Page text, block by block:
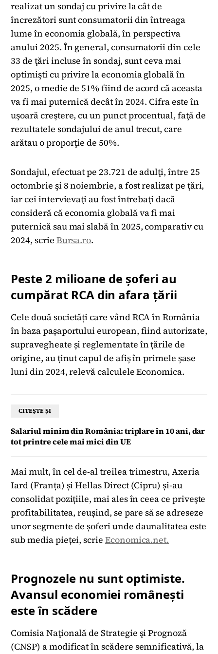
realizat un sondaj cu privire la cât de
încrezători sunt consumatorii din întreaga
lume în economia globală, în perspectiva
anului 2025. În general, consumatorii din cele
33 de ţări incluse în sondaj, sunt ceva mai
optimişti cu privire la economia globală în
2025, o medie de 51% fiind de acord că aceasta
va fi mai puternică decât în 2024. Cifra este în
uşoară creştere, cu un punct procentual, faţă de
rezultatele sondajului de anul trecut, care
arătau o proporţie de 50%.
Sondajul, efectuat pe 23.721 de adulţi, între 25
octombrie şi 8 noiembrie, a fost realizat pe ţări,
iar cei intervievaţi au fost întrebaţi dacă
consideră că economia globală va fi mai
puternică sau mai slabă în 2025, comparativ cu
2024, scrie Bursa.ro.
Peste 2 milioane de șoferi au
cumpărat RCA din afara țării
Cele două societăți care vând RCA în România
în baza pașaportului european, fiind autorizate,
supravegheate și reglementate în țările de
origine, au ținut capul de afiș în primele șase
luni din 2024, relevă calculele Economica.
CITEȘTE ȘI
Salariul minim din România: triplare în 10 ani, dar
tot printre cele mai mici din UE
Mai mult, în cel de-al treilea trimestru, Axeria
Iard (Franța) și Hellas Direct (Cipru) și-au
consolidat pozițiile, mai ales în ceea ce privește
profitabilitatea, reușind, se pare să se adreseze
unor segmente de șoferi unde daunalitatea este
sub media pieței, scrie Economica.net.
Prognozele nu sunt optimiste.
Avansul economiei românești
este în scădere
Comisia Naţională de Strategie şi Prognoză
(CNSP) a modificat în scădere semnificativă, la